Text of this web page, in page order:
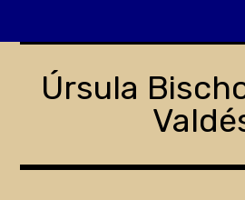
contentÚrsula